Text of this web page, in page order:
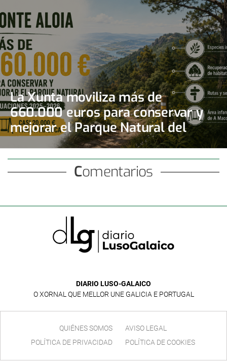
La Xunta moviliza más de
660.000 euros para conservar y
mejorar el Parque Natural del
Monte Aloia
Comentarios
DIARIO LUSO-GALAICO
O XORNAL QUE MELLOR UNE GALICIA E PORTUGAL
QUIÉNES SOMOS
AVISO LEGAL
POLÍTICA DE PRIVACIDAD
POLÍTICA DE COOKIES